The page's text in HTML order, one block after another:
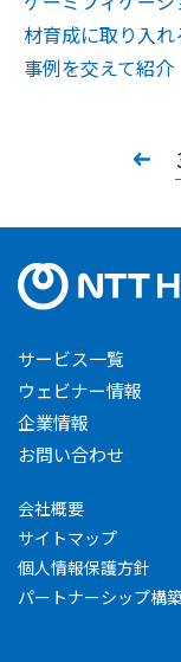
材育成に取り入れ
事例を交えて紹介
«
サービス一覧
ウェビナー情報
企業情報
お問い合わせ
会社概要
サイトマップ
個人情報保護方針
パートナーシップ構